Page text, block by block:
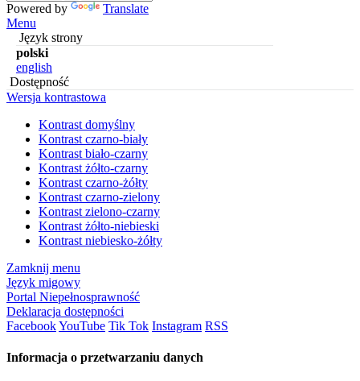
Powered by
Translate
Menu
Język strony
polski
english
Dostępność
Wersja kontrastowa
Kontrast domyślny
Kontrast czarno-biały
Kontrast biało-czarny
Kontrast żółto-czarny
Kontrast czarno-żółty
Kontrast czarno-zielony
Kontrast zielono-czarny
Kontrast żółto-niebieski
Kontrast niebiesko-żółty
Zamknij menu
Język migowy
Portal Niepełnosprawność
Deklaracja dostępności
FacebookYouTube Tik Tok Instagram RSS
Informacja o przetwarzaniu danych